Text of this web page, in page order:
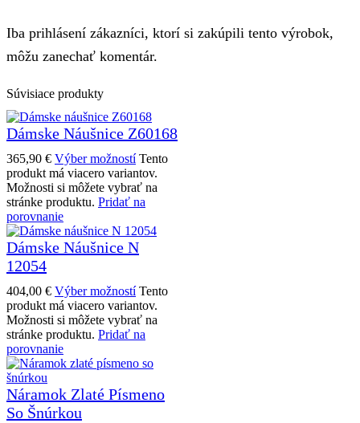
Iba prihlásení zákazníci, ktorí si zakúpili tento výrobok,
môžu zanechať komentár.
Súvisiace produkty
Dámske Náušnice Z60168
365,90 € Výber možností Tento
produkt má viacero variantov.
Možnosti si môžete vybrať na
stránke produktu. Pridať na
porovnanie
Dámske Náušnice N
12054
404,00 € Výber možností Tento
produkt má viacero variantov.
Možnosti si môžete vybrať na
stránke produktu. Pridať na
porovnanie
Náramok Zlaté Písmeno
So Šnúrkou